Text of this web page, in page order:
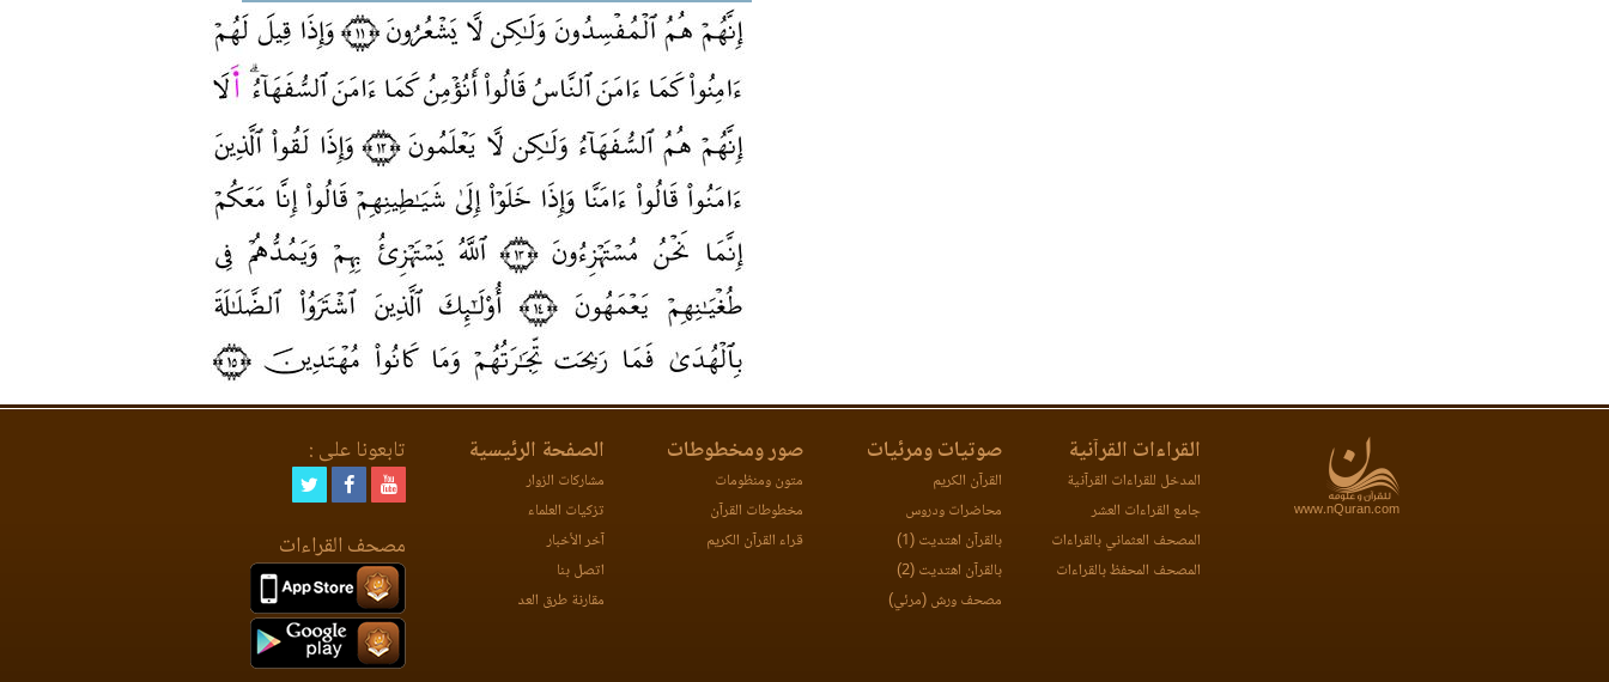
www.nQuran.com
القراءات القرآنية
المدخل للقراءات القرآنية
جامع القراءات العشر
المصحف العثماني بالقراءات
المصحف المحفظ بالقراءات
صوتيات ومرئيات
القرآن الكريم
محاضرات ودروس
بالقرآن اهتديت (1)
بالقرآن اهتديت (2)
مصحف ورش (مرئي)
صور ومخطوطات
متون ومنظومات
مخطوطات القرآن
قراء القرآن الكريم
الصفحة الرئيسية
مشاركات الزوار
تزكيات العلماء
آخر الأخبار
اتصل بنا
مقارنة طرق العد
تابعونا على :
مصحف القراءات